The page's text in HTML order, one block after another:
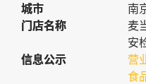
城市
城市
南
门店名称
门店名称
麦
安
信息公示
信息公示
营
食